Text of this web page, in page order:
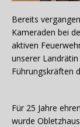
Bereits
Kameraden bei
aktiven
unserer
Führungskräften
Für 25 Jahre
wurde